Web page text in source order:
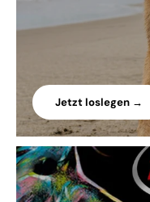
Jetzt loslegen →